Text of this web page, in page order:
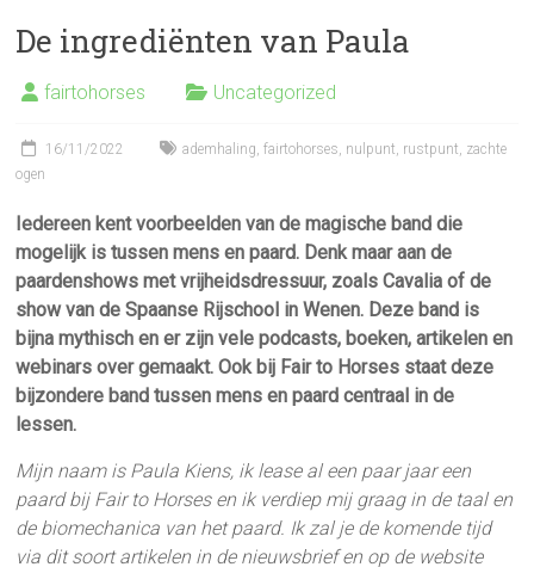
De ingrediënten van Paula
fairtohorses Uncategorized
16/11/2022 ademhaling,fairtohorses, nulpunt, rustpunt, zachte
ogen
Iedereen kent voorbeelden van de magische band die
mogelijk is tussen mens en paard. Denk maar aan de
paardenshows met vrijheidsdressuur, zoals Cavalia of de
show van de Spaanse Rijschool in Wenen. Deze band is
bijna mythisch en er zijn vele podcasts, boeken, artikelen en
webinars over gemaakt. Ook bij Fair to Horses staat deze
bijzondere band tussen mens en paard centraal in de
lessen.
Mijn naam is Paula Kiens, ik lease al een paar jaar een
paard bij Fair to Horses en ik verdiep mij graag in de taal en
de biomechanica van het paard. Ik zal je de komende tijd
via dit soort artikelen in de nieuwsbrief en op de website